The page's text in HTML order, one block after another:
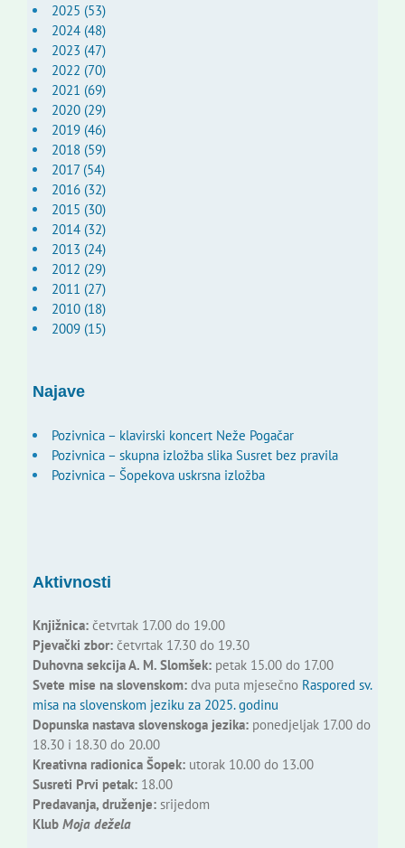
2025 (53)
2024 (48)
2023 (47)
2022 (70)
2021 (69)
2020 (29)
2019 (46)
2018 (59)
2017 (54)
2016 (32)
2015 (30)
2014 (32)
2013 (24)
2012 (29)
2011 (27)
2010 (18)
2009 (15)
Najave
Pozivnica – klavirski koncert Neže Pogačar
Pozivnica – skupna izložba slika Susret bez pravila
Pozivnica – Šopekova uskrsna izložba
Aktivnosti
Knjižnica:četvrtak 17.00 do 19.00
Pjevački zbor:četvrtak 17.30 do 19.30
Duhovna sekcija A. M. Slomšek:petak 15.00 do 17.00
Svete mise na slovenskom:dva puta mjesečno Raspored sv.
misa na slovenskom jeziku za 2025. godinu
Dopunska nastava slovenskoga jezika:ponedjeljak 17.00 do
18.30 i 18.30 do 20.00
Kreativna radionica Šopek:utorak 10.00 do 13.00
Susreti Prvi petak:18.00
Predavanja, druženje:srijedom
Klub Moja dežela